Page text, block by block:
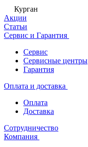
Курган
Акции
Статьи
Сервис и Гарантия
Сервис
Сервисные центры
Гарантия
Оплата и доставка
Оплата
Доставка
Сотрудничество
Компания